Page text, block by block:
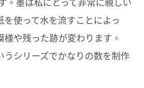
。墨は私にとって非常に親しい
を使って水を流すことによっ
様や残った跡が変わります。
うシリーズでかなりの数を制作